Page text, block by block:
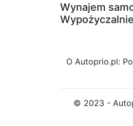
Wynajem
O Autoprio.pl:
© 2023 -